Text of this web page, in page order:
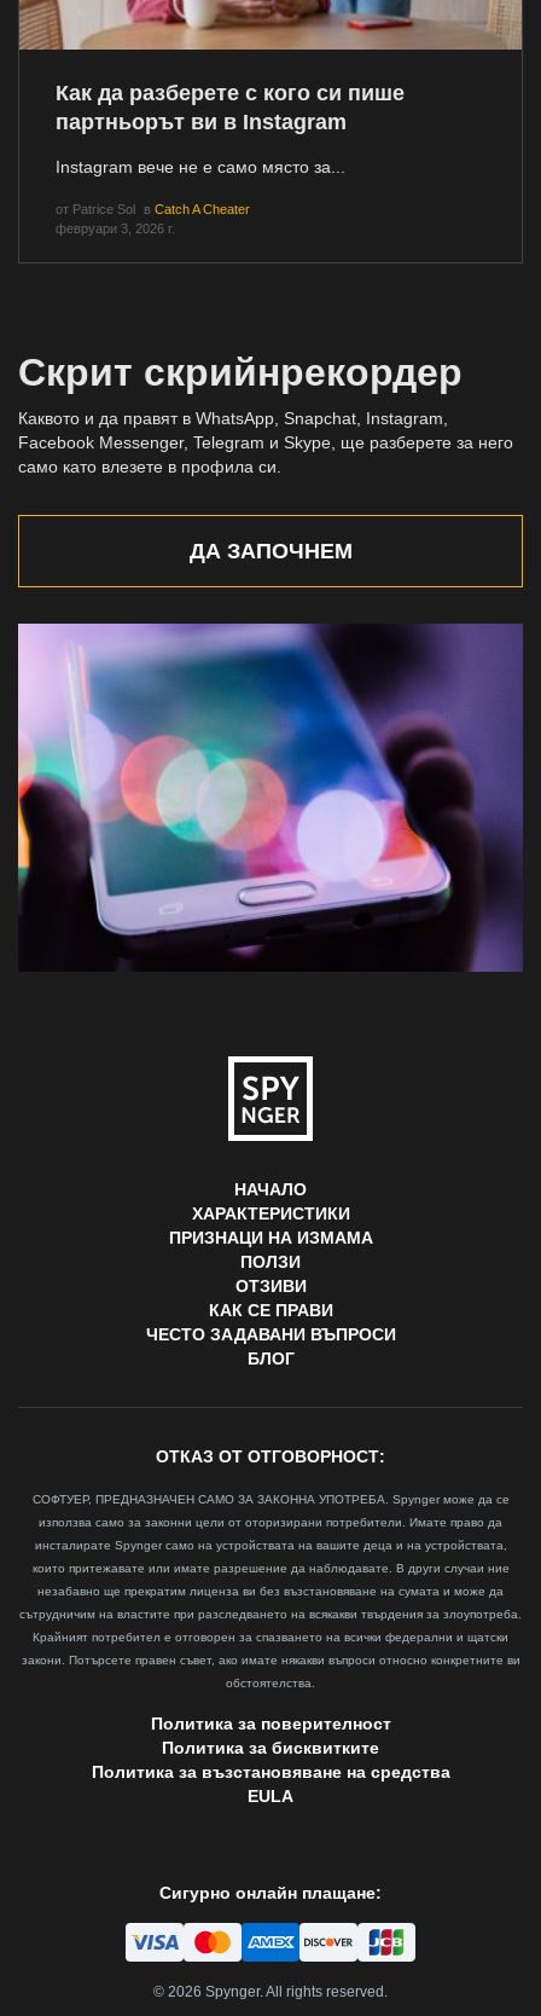
Как да разберете с кого си пише
партньорът ви в Instagram
Instagram вече не е само място за...
от Patrice Sol в Catch A Cheater
февруари 3, 2026 г.
Скрит скрийнрекордер
Каквото и да правят в WhatsApp, Snapchat, Instagram,
Facebook Messenger, Telegram и Skype, ще разберете за него
само като влезете в профила си.
ДА ЗАПОЧНЕМ
НАЧАЛО
ХАРАКТЕРИСТИКИ
ПРИЗНАЦИ НА ИЗМАМА
ПОЛЗИ
ОТЗИВИ
КАК СЕ ПРАВИ
ЧЕСТО ЗАДАВАНИ ВЪПРОСИ
БЛОГ
ОТКАЗ ОТ ОТГОВОРНОСТ:
СОФТУЕР, ПРЕДНАЗНАЧЕН САМО ЗА ЗАКОННА УПОТРЕБА. Spynger може да се
използва само за законни цели от оторизирани потребители. Имате право да
инсталирате Spynger само на устройствата на вашите деца и на устройствата,
които притежавате или имате разрешение да наблюдавате. В други случаи ние
незабавно ще прекратим лиценза ви без възстановяване на сумата и може да
сътрудничим на властите при разследването на всякакви твърдения за злоупотреба.
Крайният потребител е отговорен за спазването на всички федерални и щатски
закони. Потърсете правен съвет, ако имате някакви въпроси относно конкретните ви
обстоятелства.
Политика за поверителност
Политика за бисквитките
Политика за възстановяване на средства
EULA
Сигурно онлайн плащане:
© 2026 Spynger. All rights reserved.